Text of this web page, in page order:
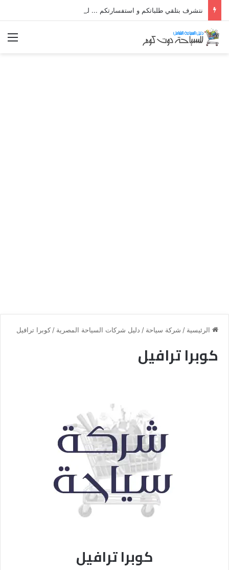
الرئيسية / شركة سياحة / دليل شركات السياحة المصرية / كوبرا ترافيل
كوبرا ترافيل
كوبرا ترافيل